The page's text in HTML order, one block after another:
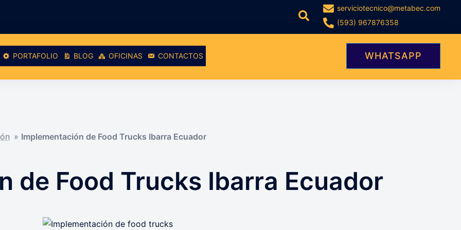
Buscar
serviciotecnico@metabec.com
(593) 967876358
PORTAFOLIO BLOG OFICINAS CONTACTOS WHATSAPP
» Implementación de Food Trucks Ibarra Ecuador
de Food Trucks Ibarra Ecuador